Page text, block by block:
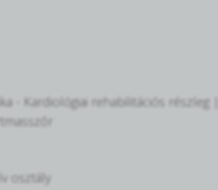
- Kardiológiai rehabilitációs részleg
osztály